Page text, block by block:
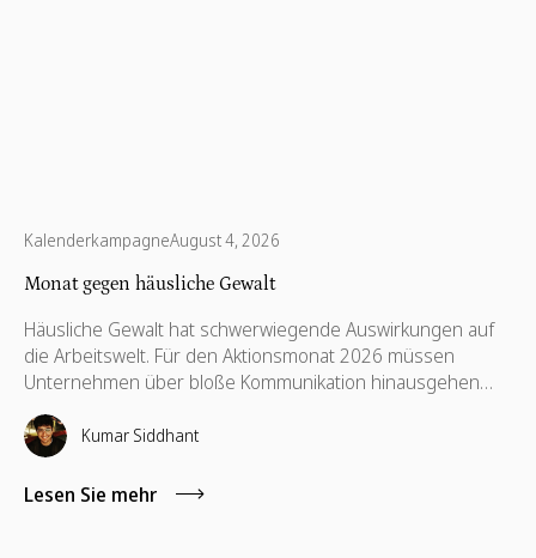
KalenderkampagneAugust 4, 2026
Monat gegen häusliche Gewalt
Häusliche Gewalt hat schwerwiegende Auswirkungen auf
die Arbeitswelt. Für den Aktionsmonat 2026 müssen
Unternehmen über bloße Kommunikation hinausgehen
und unterstützende Richtlinien, finanzielle Hilfsangebote,
Schulungen für Führungskräfte sowie kompetenzbasiertes
Ehrenamt implementieren.
Kumar Siddhant
Lesen Sie mehr